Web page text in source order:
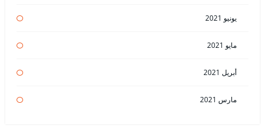
يونيو 2021
مايو 2021
أبريل 2021
مارس 2021